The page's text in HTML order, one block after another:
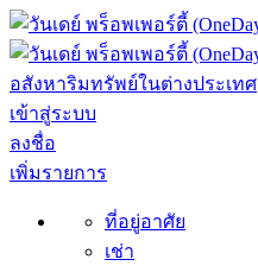
อสังหาริมทรัพย์ในต่างประเทศ
เข้าสู่ระบบ
ลงชื่อ
เพิ่มรายการ
ที่อยู่อาศัย
เช่า